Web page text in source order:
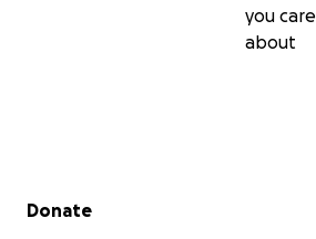
you care
about
Secondary menu
Donate